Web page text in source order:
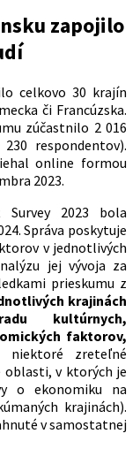
zapojilo
celkovo 30 krajín
či Francúzska.
zúčastnilo 2 016
respondentov).
online formou
2023.
2023 bola
Správa poskytuje
v jednotlivých
jej vývoja za
prieskumu z
krajinách
kultúrnych,
faktorov,
niektoré zreteľné
v ktorých je
o ekonomiku na
krajinách).
v samostatnej